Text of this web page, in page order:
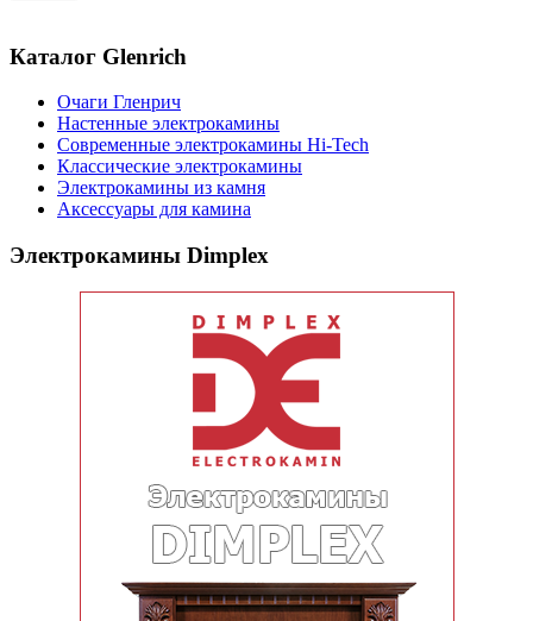
Каталог Glenrich
Очаги Гленрич
Настенные электрокамины
Современные электрокамины Hi-Tech
Классические электрокамины
Электрокамины из камня
Аксессуары для камина
Электрокамины Dimplex